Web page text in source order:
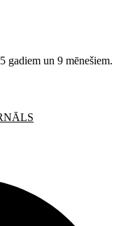
gadiem un 9 mēnešiem.